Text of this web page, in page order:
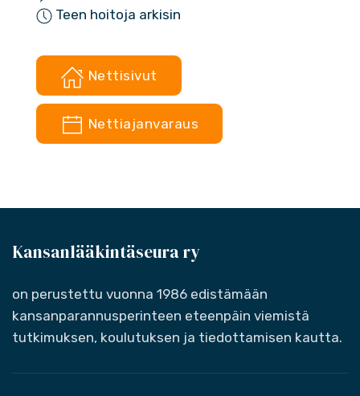
Teen hoitoja arkisin
Nettisivut
Nettiajanvaraus
Kansanlääkintäseura ry
on perustettu vuonna 1986 edistämään
kansanparannusperinteen eteenpäin viemistä
tutkimuksen, koulutuksen ja tiedottamisen kautta.